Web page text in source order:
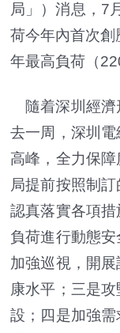
局」）消息，7
荷今年內首次
年最高負荷（
隨着深圳經
去一周，深圳
高峰，全力保
局提前按照制
認真落實各項
負荷進行動態
加強巡視，開
康水平；三是
設；四是加強